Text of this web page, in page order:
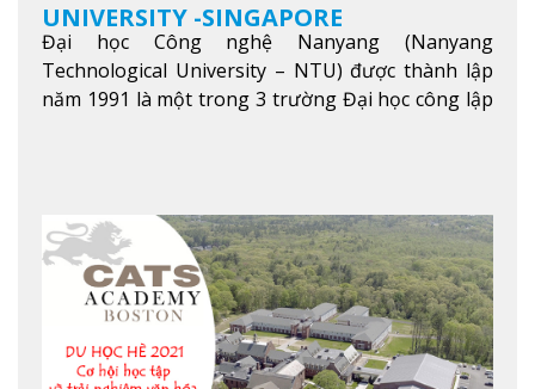
UNIVERSITY -SINGAPORE
Đại học Công nghệ Nanyang (Nanyang
Technological University – NTU) được thành lập
năm 1991 là một trong 3 trường Đại học công lập
Khoa học máy tính…Trường cũng được bình chọn
là một trong những ngôi trường đáng học nhất
trong khu vực các nước ASEAN và Châu Á.Xem
thêm